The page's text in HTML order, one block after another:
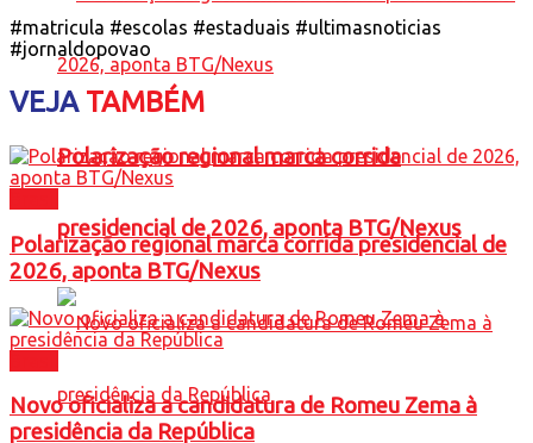
Polarização regional marca corrida
presidencial de 2026, aponta BTG/Nexus
#matricula #escolas #estaduais #ultimasnoticias
#jornaldopovao
VEJATAMBÉM
Polarização regional marca corrida presidencial de
2026, aponta BTG/Nexus
Novo oficializa a candidatura de Romeu Zema à
presidência da República